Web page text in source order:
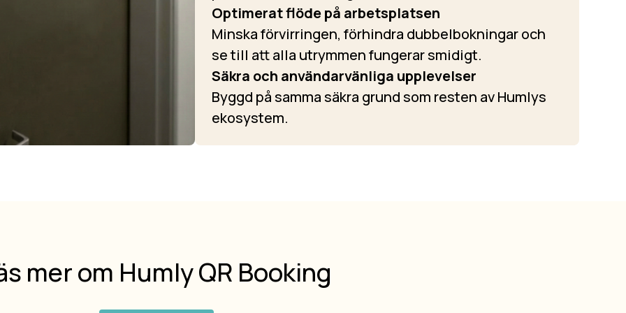
Optimerat flöde på arbetsplatsen
Minska förvirringen, förhindra dubbelbokningar och
se till att alla utrymmen fungerar smidigt.
Säkra och användarvänliga upplevelser
Byggd på samma säkra grund som resten av Humlys
ekosystem.
mer om Humly QR Booking